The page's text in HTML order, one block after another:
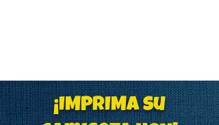
¡IMPRIMA su